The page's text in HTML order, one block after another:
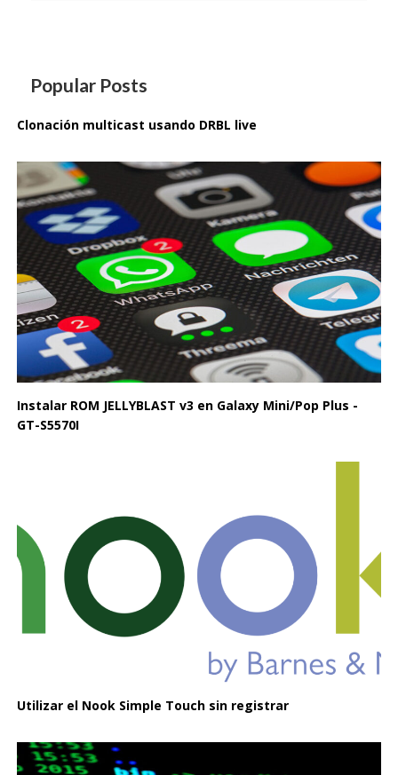
Popular Posts
Clonación multicast usando DRBL live
Instalar ROM JELLYBLAST v3 en Galaxy Mini/Pop Plus -
GT-S5570I
Utilizar el Nook Simple Touch sin registrar